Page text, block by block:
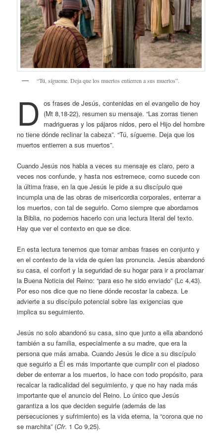
“Tú, sígueme. Deja que los muertos entierren a sus muertos”.
D os frases de Jesús, contenidas en el evangelio de hoy
(Mt 8,18-22), resumen su mensaje. “Las zorras tienen
madrigueras y los pájaros nidos, pero el Hijo del hombre
no tiene dónde reclinar la cabeza”. “Tú, sígueme. Deja que los
muertos entierren a sus muertos”.
Cuando Jesús nos habla a veces su mensaje es claro, pero a
veces nos confunde, y hasta nos estremece, como sucede con
la última frase, en la que Jesús le pide a su discípulo que
incumpla una de las obras de misericordia corporales, enterrar a
los muertos, con tal de seguirlo. Como siempre que abordamos
la Biblia, no podemos hacerlo con una lectura literal del texto.
Hay que ver el contexto en que se dice.
En esta lectura tenemos que tomar ambas frases en conjunto y
en el contexto de la vida de quien las pronuncia. Jesús abandonó
su casa, el confort y la seguridad de su hogar para ir a proclamar
la Buena Noticia del Reino: “para eso he sido enviado” (Lc 4,43).
Por eso nos dice que no tiene dónde recostar la cabeza. Le
advierte a su discípulo potencial sobre las exigencias que
implica su seguimiento.
Jesús no solo abandonó su casa, sino que junto a ella abandonó
también a su familia, especialmente a su madre, que era la
persona que más amaba. Cuando Jesús le dice a su discípulo
que seguirlo a Él es más importante que cumplir con el piadoso
deber de enterrar a los muertos, lo hace con todo propósito, para
recalcar la radicalidad del seguimiento, y que no hay nada más
importante que el anuncio del Reino. Lo único que Jesús
garantiza a los que deciden seguirle (además de las
persecuciones y sufrimiento) es la vida eterna, la “corona que no
se marchita” (Cfr. 1 Co 9,25).